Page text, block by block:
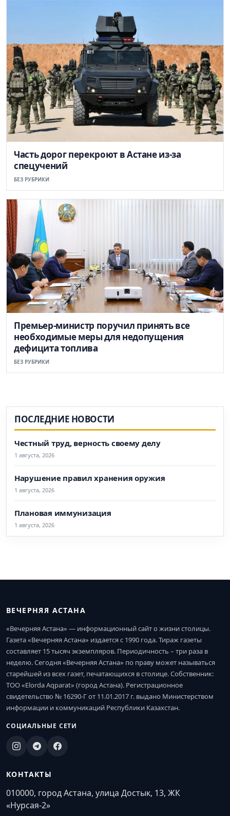
Часть дорог перекроют в Астане из-за
спецучений
БЕЗ РУБРИКИ
Премьер-министр поручил принять все
необходимые меры для недопущения
дефицита топлива
БЕЗ РУБРИКИ
ПОСЛЕДНИЕ НОВОСТИ
Честный труд, верность своему делу
1 августа, 2026
Нарушение правил хранения оружия
1 августа, 2026
Плановая иммунизация
1 августа, 2026
ВЕЧЕРНЯЯ АСТАНА
«Вечерняя Астана» — информационный сайт о жизни столицы.
Газета «Вечерняя Астана» издается с 1990 года. Тираж газеты
составляет 15 тысяч экземпляров. Периодичность – три раза в
неделю. Сегодня «Вечерняя Астана» по праву может называться
старейшей из всех газет, печатающихся в столице. Собственник:
ТОО «Elorda Aqparat» (город Астана). Регистрационное
свидетельство № 16290-Г от 11.01.2017 г. выдано Министерством
информации и коммуникаций Республики Казахстан.
СОЦИАЛЬНЫЕ СЕТИ
КОНТАКТЫ
010000, город Астана, улица Достык, 13, ЖК
«Нурсая-2»